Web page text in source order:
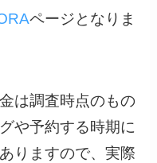
ページとなりま
は調査時点のもの
や予約する時期に
りますので、実際